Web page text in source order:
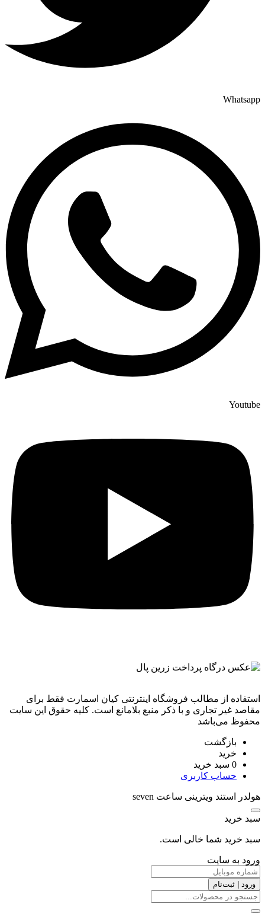
Whatsapp
Youtube
استفاده از مطالب فروشگاه اینترنتی کیان اسمارت فقط برای
مقاصد غیر تجاری و با ذکر منبع بلامانع است. کليه حقوق اين سايت
محفوظ می‌باشد
بازگشت
خرید
0 سبد خرید
حساب کاربری
هولدر استند ویترینی ساعت seven
سبد خرید
سبد خرید شما خالی است.
ورود به سایت
ورود | ثبت‌نام